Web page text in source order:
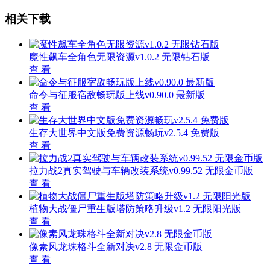
相关下载
魔性飙车全角色无限资源v1.0.2 无限钻石版
查 看
命令与征服宿敌畅玩版上线v0.90.0 最新版
查 看
生存大世界中文版免费资源畅玩v2.5.4 免费版
查 看
拉力战2真实驾驶与车辆改装系统v0.99.52 无限金币版
查 看
植物大战僵尸重生版塔防策略升级v1.2 无限阳光版
查 看
像素风龙珠格斗全新对决v2.8 无限金币版
查 看